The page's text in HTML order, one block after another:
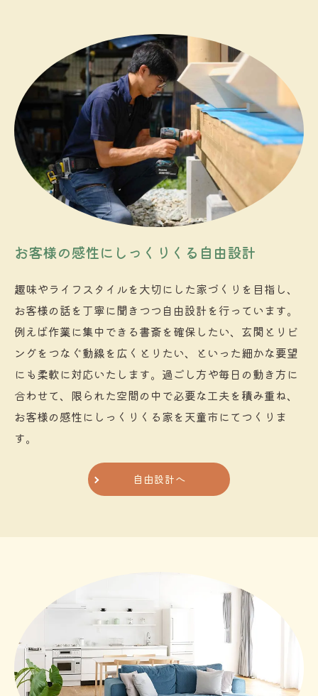
お客様の感性にしっくりくる自由設計
趣味やライフスタイルを大切にした家づくりを目指し、
お客様の話を丁寧に聞きつつ自由設計を行っています。
例えば作業に集中できる書斎を確保したい、玄関とリビ
ングをつなぐ動線を広くとりたい、といった細かな要望
にも柔軟に対応いたします。過ごし方や毎日の動き方に
合わせて、限られた空間の中で必要な工夫を積み重ね、
お客様の感性にしっくりくる家を天童市にてつくりま
す。
自由設計へ